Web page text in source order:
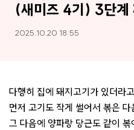
(새미즈 4기) 3단계
2025.10.20 18:55
다행히 집에 돼지고기가 있더라
먼저 고기도 작게 썰어서 볶은 다
그 다음에 양파랑 당근도 같이 볶